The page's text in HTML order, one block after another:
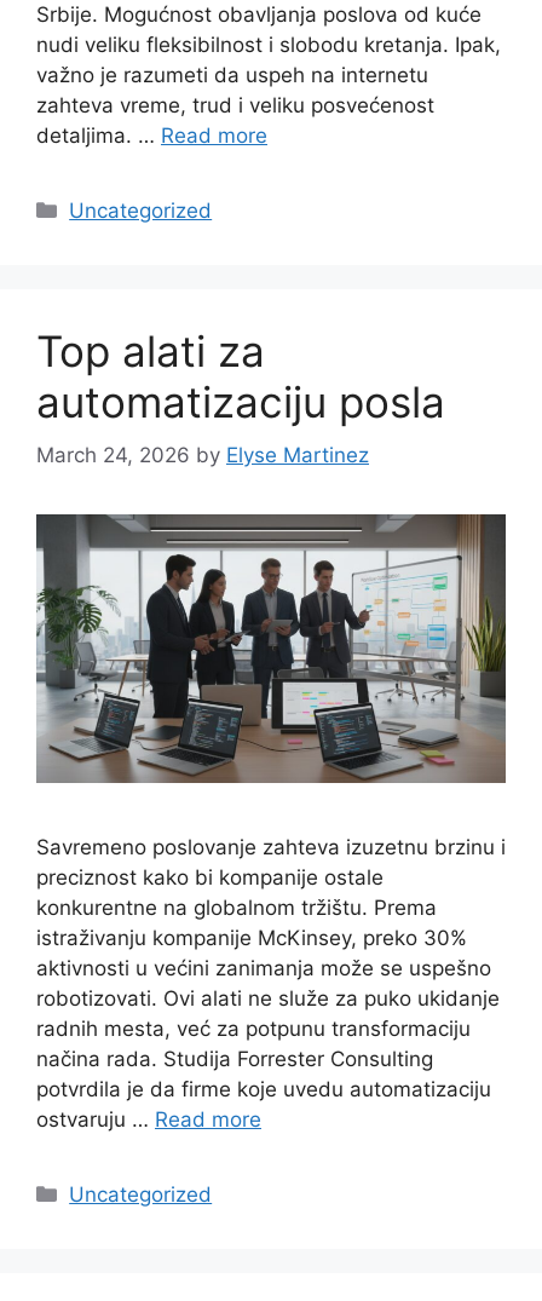
Srbije. Mogućnost obavljanja poslova od kuće
nudi veliku fleksibilnost i slobodu kretanja. Ipak,
važno je razumeti da uspeh na internetu
zahteva vreme, trud i veliku posvećenost
detaljima. … Read more
Categories
Uncategorized
Top alati za
automatizaciju posla
March 24, 2026 by Elyse Martinez
Savremeno poslovanje zahteva izuzetnu brzinu i
preciznost kako bi kompanije ostale
konkurentne na globalnom tržištu. Prema
istraživanju kompanije McKinsey, preko 30%
aktivnosti u većini zanimanja može se uspešno
robotizovati. Ovi alati ne služe za puko ukidanje
radnih mesta, već za potpunu transformaciju
načina rada. Studija Forrester Consulting
potvrdila je da firme koje uvedu automatizaciju
ostvaruju … Read more
Categories
Uncategorized